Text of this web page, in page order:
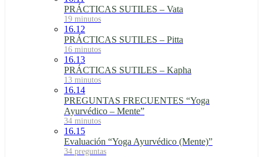
PRÁCTICAS SUTILES – Vata
19 minutos
16.12
PRÁCTICAS SUTILES – Pitta
16 minutos
16.13
PRÁCTICAS SUTILES – Kapha
13 minutos
16.14
PREGUNTAS FRECUENTES “Yoga
Ayurvédico – Mente”
34 minutos
16.15
Evaluación “Yoga Ayurvédico (Mente)”
34 preguntas